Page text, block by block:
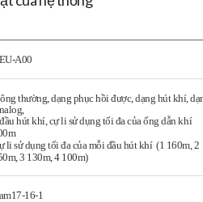
A00
thường, dạng phục hồi được, dạng hút khí,
hút khí, cự li sử dụng tối đacủa ống dẫn khí
li sử dụng tối đa của mỗi đầu hút khí (1 160m, 2
3 130m, 4 100m)
17-16-1